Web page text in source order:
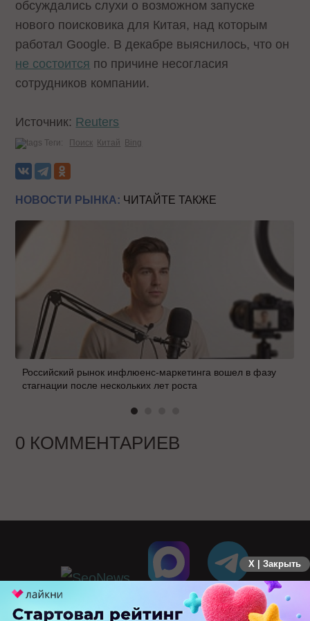
обсуждались слухи о возможном запуске
нового поисковика для Китая, над которым
работал Google. В декабре выяснилось, что он
не состоится по причине несогласия
сотрудников компании.
Источник: Reuters
Теги: Поиск Китай Bing
НОВОСТИ РЫНКА: ЧИТАЙТЕ ТАКЖЕ
Российский рынок инфлюенс-маркетинга вошел в фазу
стагнации после нескольких лет роста
0 КОММЕНТАРИЕВ
X | Закрыть
ПЕРЕЙТИ НА ПОЛНУЮ ВЕРСИЮ